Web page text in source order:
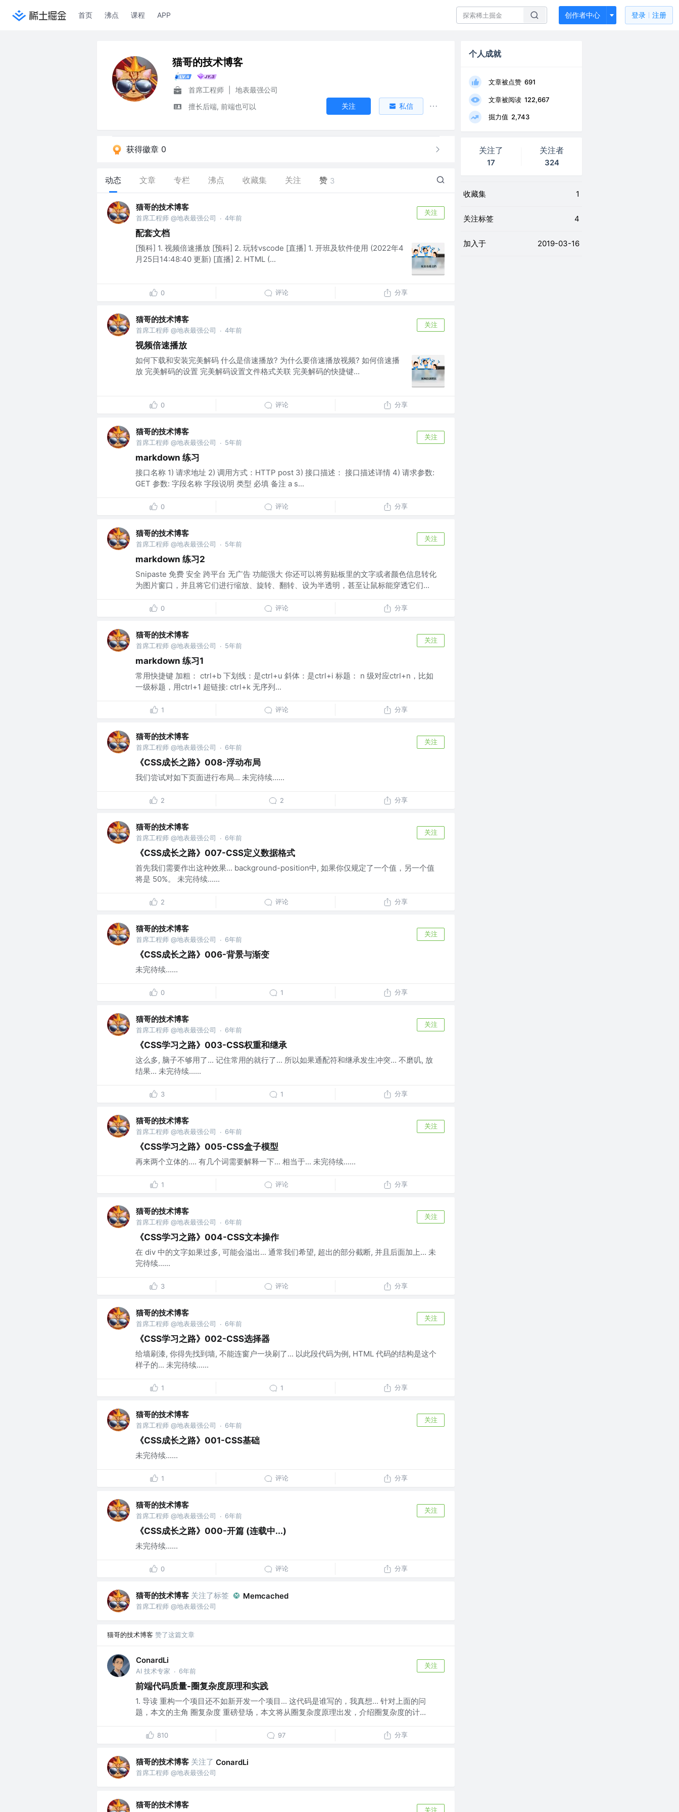
首页 沸点 课程 APP 创作者中心 登录 注册
猫哥的技术博客
首席工程师
地表最强公司
擅长后端, 前端也可以
关注 私信
获得徽章 0
动态 文章 专栏 沸点 收藏集 关注 赞 3
猫哥的技术博客
首席工程师 @地表最强公司 · 4年前
关注
配套文档
[预科] 1. 视频倍速播放 [预科] 2. 玩转vscode [直播] 1. 开班及软件使用 (2022年4
月25日14:48:40 更新) [直播] 2. HTML (...
0 评论 分享
猫哥的技术博客
首席工程师 @地表最强公司 · 4年前
关注
视频倍速播放
如何下载和安装完美解码 什么是倍速播放? 为什么要倍速播放视频? 如何倍速播
放 完美解码的设置 完美解码设置文件格式关联 完美解码的快捷键...
0 评论 分享
猫哥的技术博客
首席工程师 @地表最强公司 · 5年前
关注
markdown 练习
接口名称 1) 请求地址 2) 调用方式：HTTP post 3) 接口描述： 接口描述详情 4) 请求参数:
GET 参数: 字段名称 字段说明 类型 必填 备注 a s...
0 评论 分享
猫哥的技术博客
首席工程师 @地表最强公司 · 5年前
关注
markdown 练习2
Snipaste 免费 安全 跨平台 无广告 功能强大 你还可以将剪贴板里的文字或者颜色信息转化
为图片窗口，并且将它们进行缩放、旋转、翻转、设为半透明，甚至让鼠标能穿透它们...
0 评论 分享
猫哥的技术博客
首席工程师 @地表最强公司 · 5年前
关注
markdown 练习1
常用快捷键 加粗： ctrl+b 下划线：是ctrl+u 斜体：是ctrl+i 标题： n 级对应ctrl+n，比如
一级标题，用ctrl+1 超链接: ctrl+k 无序列...
1 评论 分享
猫哥的技术博客
首席工程师 @地表最强公司 · 6年前
关注
《CSS成长之路》008-浮动布局
我们尝试对如下页面进行布局... 未完待续......
2 2 分享
猫哥的技术博客
首席工程师 @地表最强公司 · 6年前
关注
《CSS成长之路》007-CSS定义数据格式
首先我们需要作出这种效果... background-position中, 如果你仅规定了一个值，另一个值
将是 50%。 未完待续......
2 评论 分享
猫哥的技术博客
首席工程师 @地表最强公司 · 6年前
关注
《CSS成长之路》006-背景与渐变
未完待续......
0 1 分享
猫哥的技术博客
首席工程师 @地表最强公司 · 6年前
关注
《CSS学习之路》003-CSS权重和继承
这么多, 脑子不够用了... 记住常用的就行了... 所以如果通配符和继承发生冲突... 不磨叽, 放
结果... 未完待续......
3 1 分享
猫哥的技术博客
首席工程师 @地表最强公司 · 6年前
关注
《CSS学习之路》005-CSS盒子模型
再来两个立体的.... 有几个词需要解释一下... 相当于... 未完待续......
1 评论 分享
猫哥的技术博客
首席工程师 @地表最强公司 · 6年前
关注
《CSS学习之路》004-CSS文本操作
在 div 中的文字如果过多, 可能会溢出... 通常我们希望, 超出的部分截断, 并且后面加上... 未
完待续......
3 评论 分享
猫哥的技术博客
首席工程师 @地表最强公司 · 6年前
关注
《CSS学习之路》002-CSS选择器
给墙刷漆, 你得先找到墙, 不能连窗户一块刷了... 以此段代码为例, HTML 代码的结构是这个
样子的... 未完待续......
1 1 分享
猫哥的技术博客
首席工程师 @地表最强公司 · 6年前
关注
《CSS成长之路》001-CSS基础
未完待续......
1 评论 分享
猫哥的技术博客
首席工程师 @地表最强公司 · 6年前
关注
《CSS成长之路》000-开篇 (连载中...)
未完待续......
0 评论 分享
猫哥的技术博客 关注了标签 Memcached
首席工程师 @地表最强公司
猫哥的技术博客 赞了这篇文章
ConardLi
AI 技术专家 · 6年前
关注
前端代码质量-圈复杂度原理和实践
1. 导读 重构一个项目还不如新开发一个项目... 这代码是谁写的，我真想... 针对上面的问
题，本文的主角 圈复杂度 重磅登场，本文将从圈复杂度原理出发，介绍圈复杂度的计...
810 97 分享
猫哥的技术博客 关注了 ConardLi
首席工程师 @地表最强公司
猫哥的技术博客
关注
个人成就
文章被点赞 691
文章被阅读 122,667
掘力值 2,743
关注了
17
关注者
324
收藏集 1
关注标签 4
加入于 2019-03-16